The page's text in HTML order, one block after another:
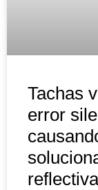
Tachas
error